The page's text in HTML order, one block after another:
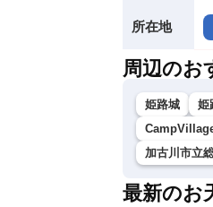
所在地
周辺のお
姫路城 姫
加古川市立
最新のお